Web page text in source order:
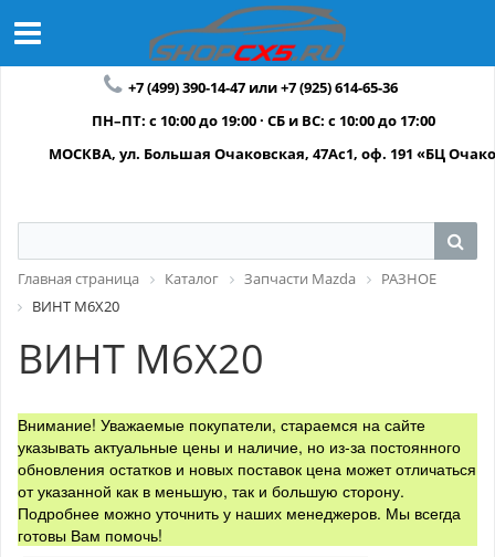
+7 (499) 390-14-47 или +7 (925) 614-65-36
ПН–ПТ: с 10:00 до 19:00 · СБ и ВС: с 10:00 до 17:00
МОСКВА, ул. Большая Очаковская, 47Ас1, оф. 191 «БЦ
Главная страница Каталог Запчасти Mazda
РАЗНОЕ
ВИНТ М6Х20
ВИНТ М6Х20
Внимание! Уважаемые покупатели, стараемся на сайте
указывать актуальные цены и наличие, но из-за постоянного
обновления остатков и новых поставок цена может отличаться
от указанной как в меньшую, так и большую сторону.
Подробнее можно уточнить у наших менеджеров. Мы всегда
готовы Вам помочь!